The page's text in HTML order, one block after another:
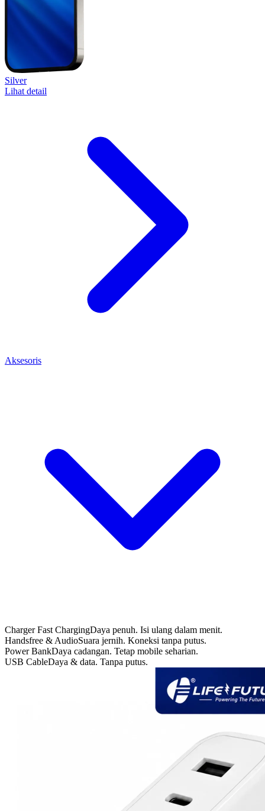
Silver
Lihat detail
Aksesoris
Charger Fast ChargingDaya penuh. Isi ulang dalam menit.
Handsfree & AudioSuara jernih. Koneksi tanpa putus.
Power BankDaya cadangan. Tetap mobile seharian.
USB CableDaya & data. Tanpa putus.